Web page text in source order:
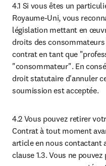
4.1 Si vous êtes un
Royaume-Uni, vous
législation mettant en
droits des
contrat en tant que
"consommateur". En
droit statutaire d'annuler
soumission est acceptée.
4.2 Vous pouvez retirer
Contrat à tout moment
article en nous contactant
clause 1.3. Vous ne